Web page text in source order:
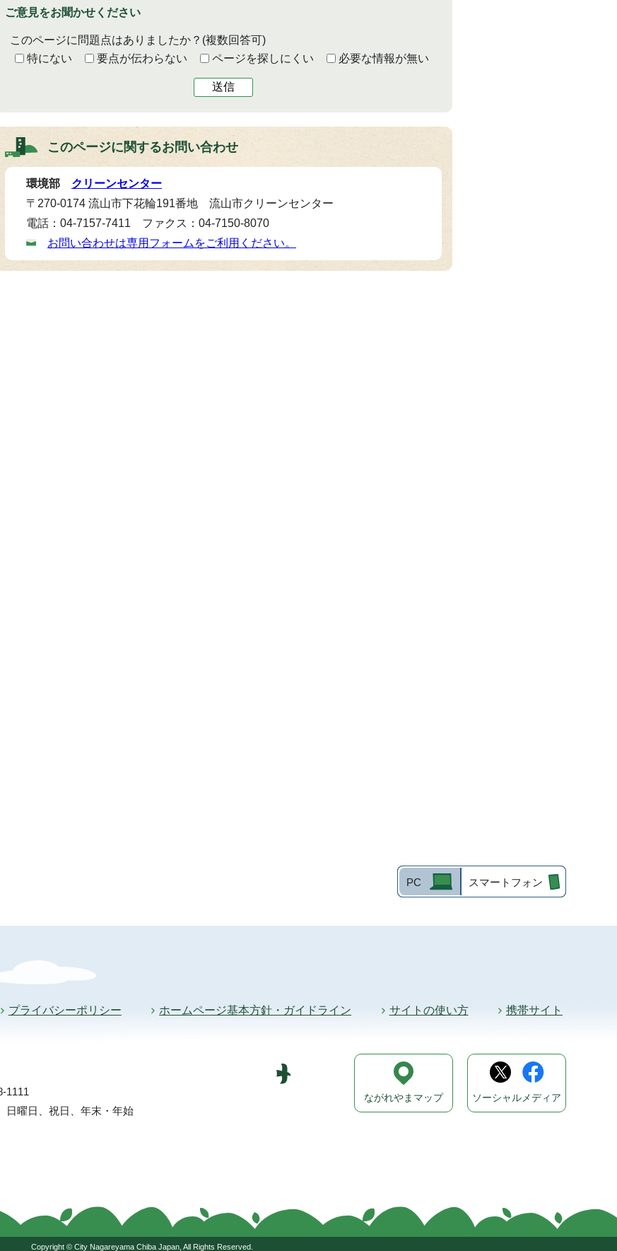
ご意見をお聞かせください
このページに問題点はありましたか？ (複数回答可)
特にない
要点が伝わらない ページを探しにくい 必要な情報が無い
送信
このページに関するお問い合わせ
環境部 クリーンセンター
〒270-0174 流山市下花輪191番地 流山市クリーンセンター
電話：04-7157-7411 ファクス：04-7150-8070
お問い合わせは専用フォームをご利用ください。
PC スマートフォン
プライバシーポリシー ホームページ基本方針・ガイドライン サイトの使い方 携帯サイト
1111
曜日、祝日、年末・年始
ながれやまマップ ソーシャルメディア
Copyright © City Nagareyama Chiba Japan, All Rights Reserved.